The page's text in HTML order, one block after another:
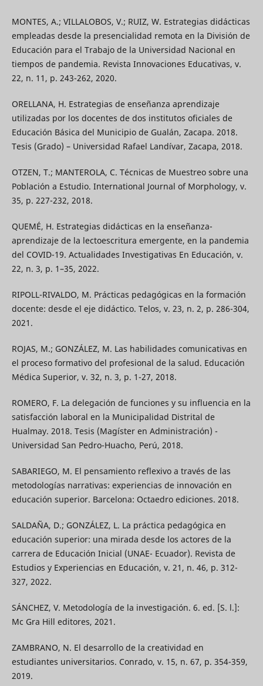
MONTES, A.; VILLALOBOS, V.; RUIZ, W. Estrategias didácticas
empleadas desde la presencialidad remota en la División de
Educación para el Trabajo de la Universidad Nacional en
tiempos de pandemia. Revista Innovaciones Educativas, v.
22, n. 11, p. 243-262, 2020.
ORELLANA, H. Estrategias de enseñanza aprendizaje
utilizadas por los docentes de dos institutos oficiales de
Educación Básica del Municipio de Gualán, Zacapa. 2018.
Tesis (Grado) – Universidad Rafael Landívar, Zacapa, 2018.
OTZEN, T.; MANTEROLA, C. Técnicas de Muestreo sobre una
Población a Estudio. International Journal of Morphology, v.
35, p. 227-232, 2018.
QUEMÉ, H. Estrategias didácticas en la enseñanza-
aprendizaje de la lectoescritura emergente, en la pandemia
del COVID-19. Actualidades Investigativas En Educación, v.
22, n. 3, p. 1–35, 2022.
RIPOLL-RIVALDO, M. Prácticas pedagógicas en la formación
docente: desde el eje didáctico. Telos, v. 23, n. 2, p. 286-304,
2021.
ROJAS, M.; GONZÁLEZ, M. Las habilidades comunicativas en
el proceso formativo del profesional de la salud. Educación
Médica Superior, v. 32, n. 3, p. 1-27, 2018.
ROMERO, F. La delegación de funciones y su influencia en la
satisfacción laboral en la Municipalidad Distrital de
Hualmay. 2018. Tesis (Magíster en Administración) -
Universidad San Pedro-Huacho, Perú, 2018.
SABARIEGO, M. El pensamiento reflexivo a través de las
metodologías narrativas: experiencias de innovación en
educación superior. Barcelona: Octaedro ediciones. 2018.
SALDAÑA, D.; GONZÁLEZ, L. La práctica pedagógica en
educación superior: una mirada desde los actores de la
carrera de Educación Inicial (UNAE- Ecuador). Revista de
Estudios y Experiencias en Educación, v. 21, n. 46, p. 312-
327, 2022.
SÁNCHEZ, V. Metodología de la investigación. 6. ed. [S. l.]:
Mc Gra Hill editores, 2021.
ZAMBRANO, N. El desarrollo de la creatividad en
estudiantes universitarios. Conrado, v. 15, n. 67, p. 354-359,
2019.